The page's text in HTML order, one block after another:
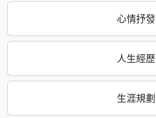
心情抒發
人生經歷
生涯規劃